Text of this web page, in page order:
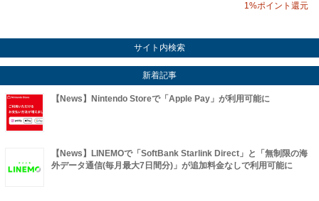
1%ポイント還元
サイト内検索
新着記事
【News】Nintendo Storeで「Apple Pay」が利用可能に
【News】LINEMOで「SoftBank Starlink Direct」と「無制限の海
外データ通信(毎月最大7日間分)」が追加料金なしで利用可能に